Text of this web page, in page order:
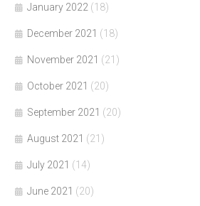
January 2022 (18)
December 2021 (18)
November 2021 (21)
October 2021 (20)
September 2021 (20)
August 2021 (21)
July 2021 (14)
June 2021 (20)